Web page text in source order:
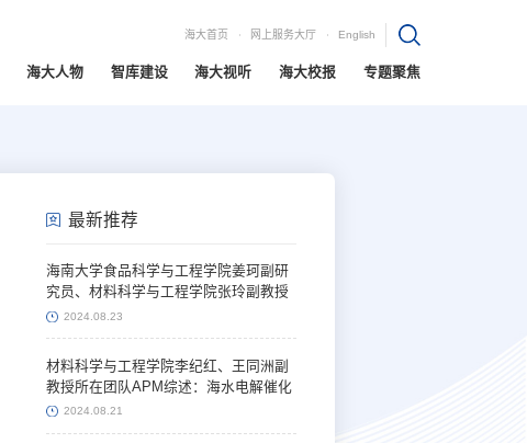
海大首页 网上服务大厅 English
海大人物 智库建设 海大视听 海大校报 专题聚焦
最新推荐
海南大学食品科学与工程学院姜珂副研
究员、材料科学与工程学院张玲副教授
ACS Nano：多级孔MOFs体系用于跨尺
2024.08.23
材料科学与工程学院李纪红、王同洲副
教授所在团队APM综述：海水电解催化
剂研究进展和展望
2024.08.21